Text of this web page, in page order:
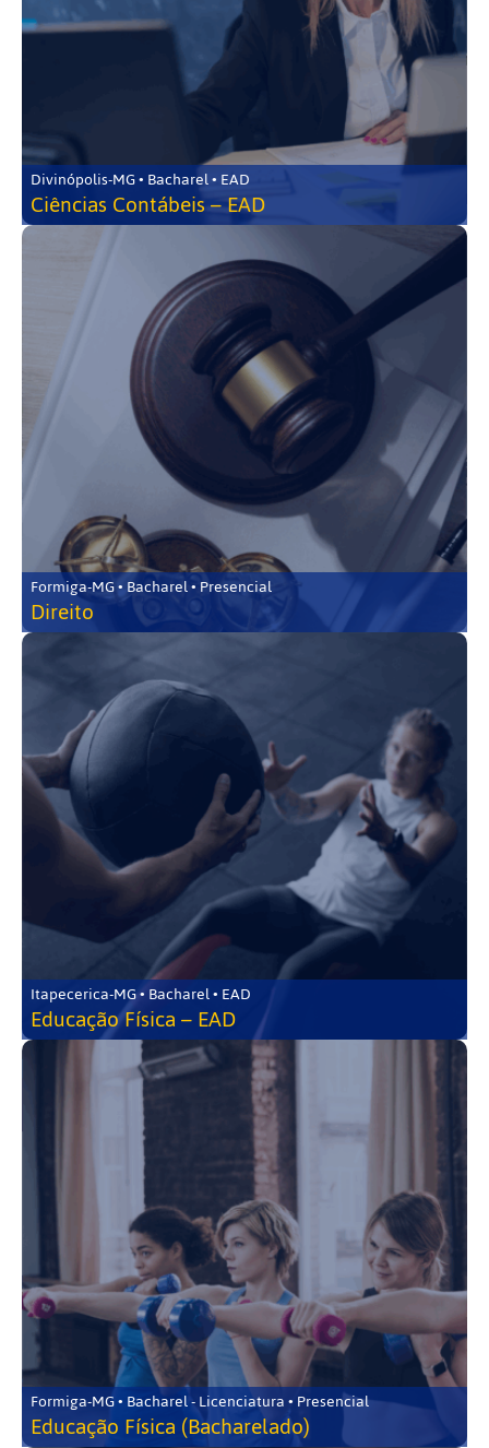
Divinópolis-MG • Bacharel • EAD
Ciências Contábeis – EAD
Formiga-MG • Bacharel • Presencial
Direito
Itapecerica-MG • Bacharel • EAD
Educação Física – EAD
Formiga-MG • Bacharel - Licenciatura • Presencial
Educação Física (Bacharelado)